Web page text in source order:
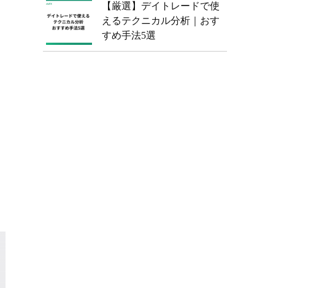
【厳選】デイトレードで使
えるテクニカル分析｜おす
すめ手法5選